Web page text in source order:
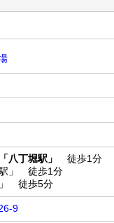
「八丁堀駅」
徒歩1分
」 徒歩1分
徒歩5分
9